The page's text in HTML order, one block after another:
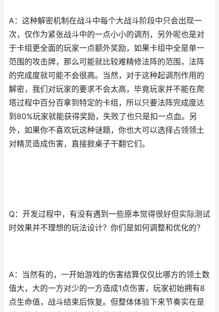
A：这种解密机制在战斗中每个大战斗阶段中只会出现一
次，仅作为紧张战斗中的一点小小的调剂，另外呢也是对
于卡组更全面的玩家一点额外奖励，如果卡组中全是单一
范围的攻击牌，那么可能就比较难精修法阵的范围，法阵
的完成度就可能不会很高。当然，对于这种起调剂作用的
解密，我们对玩家的要求不会太高，毕竟玩家并不能在爬
塔过程中百分百拿到特定的卡组，所以只要法阵完成度达
到80%玩家就能获得奖励，失败了也只是扣一点血。另
外，如果你不喜欢玩这种谜题，你也大可以选择占领领土
对精灵造成伤害，直接掀桌子干翻它们。
Q：开发过程中，有没有遇到一些原本觉得很好但实际测试
时效果并不理想的玩法设计？你们是如何调整和优化的？
A：当然有的，一开始游戏的伤害结算仅仅比哪方的领土数
值大，大的一方对少的一方造成1点伤害，玩家初始拥有8
点生命值，战斗结束后恢复。但整体体验下来节奏实在是